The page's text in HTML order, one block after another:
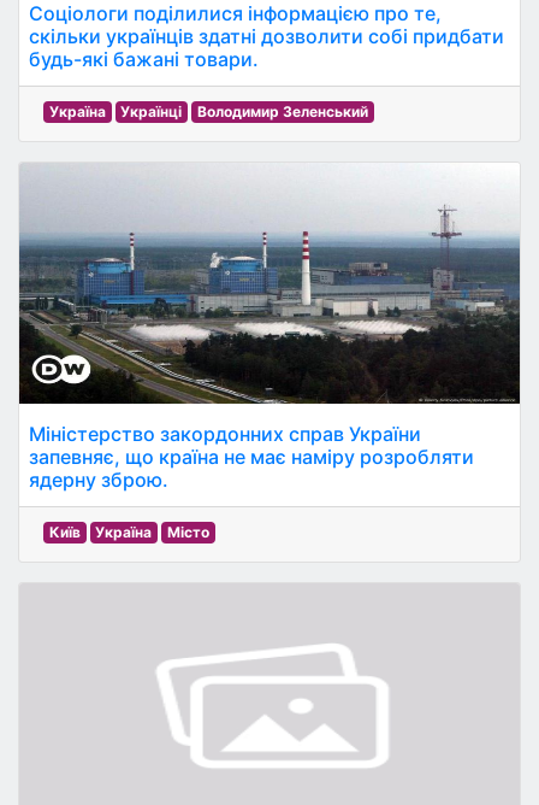
Соціологи поділилися інформацією про те,
скільки українців здатні дозволити собі придбати
будь-які бажані товари.
Україна Українці Володимир Зеленський
Міністерство закордонних справ України
запевняє, що країна не має наміру розробляти
ядерну зброю.
Київ Україна Місто